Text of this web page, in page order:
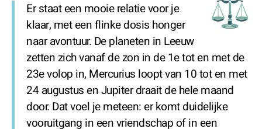
Er staat een mooie relatie voor je
klaar, met een flinke dosis honger
naar avontuur. De planeten in Leeuw
zetten zich vanaf de zon in de 1e tot en met de
23e volop in, Mercurius loopt van 10 tot en met
24 augustus en Jupiter draait de hele maand
door. Dat voel je meteen: er komt duidelijke
vooruitgang in een vriendschap of in een